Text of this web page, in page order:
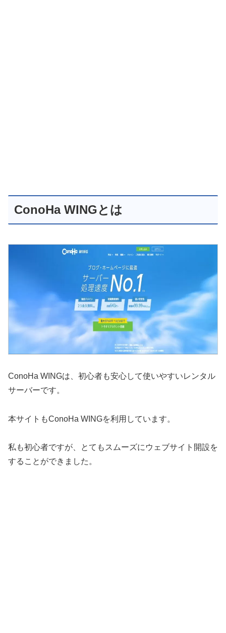
ConoHa WINGとは
ConoHa WINGは、初心者も安心して使いやすいレンタル
サーバーです。
本サイトもConoHa WINGを利用しています。
私も初心者ですが、とてもスムーズにウェブサイト開設を
することができました。